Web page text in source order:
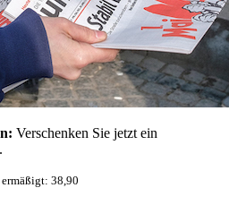
Verschenken Sie jetzt ein
38,90